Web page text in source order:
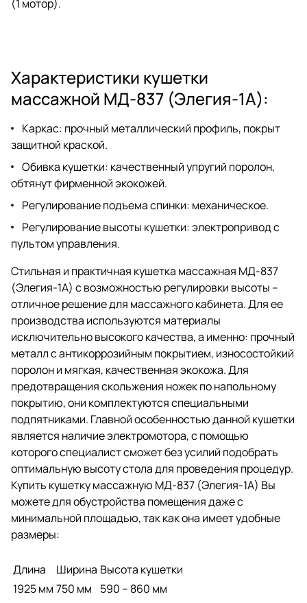
(1 мотор).
Характеристики кушетки
массажной МД-837 (Элегия-1А):
Каркас: прочный металлический профиль, покрыт
защитной краской.
Обивка кушетки: качественный упругий поролон,
обтянут фирменной экокожей.
Регулирование подъема спинки: механическое.
Регулирование высоты кушетки: электропривод с
пультом управления.
Стильная и практичная кушетка массажная МД-837
(Элегия-1А) с возможностью регулировки высоты –
отличное решение для массажного кабинета. Для ее
производства используются материалы
исключительно высокого качества, а именно: прочный
металл с антикоррозийным покрытием, износостойкий
поролон и мягкая, качественная экокожа. Для
предотвращения скольжения ножек по напольному
покрытию, они комплектуются специальными
подпятниками. Главной особенностью данной кушетки
является наличие электромотора, с помощью
которого специалист сможет без усилий подобрать
оптимальную высоту стола для проведения процедур.
Купить кушетку массажную МД-837 (Элегия-1А) Вы
можете для обустройства помещения даже с
минимальной площадью, так как она имеет удобные
размеры:
Длина Ширина Высота кушетки
1925 мм 750 мм 590 – 860 мм